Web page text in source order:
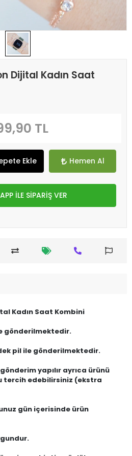
Dijital Kadın Saat
TL
Ekle Hemen Al
İLE SİPARİŞ VER
Kadın Saat Kombini
gönderilmektedir.
pil ile gönderilmektedir.
yapılır ayrıca ürünü
tercih edebilirsiniz (ekstra
gün içerisinde ürün